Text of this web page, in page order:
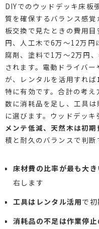
DIYでのウッドデッキ床板
質を確保するバランス感
板交換で見たときの費用
円、人工木で6万〜12万円
腐剤、塗料で1万〜2万円
されます。電動ドライバ
が、レンタルを活用すれば
特に有効です。合計の考
数に消耗品を足し、工具
に選びます。ウッドデッキ
メンテ低減、天然木は初期
積と耐久のバランスで判断
床材費の比率が最も大き
右します
工具はレンタル活用で
消耗品の不足は作業停止